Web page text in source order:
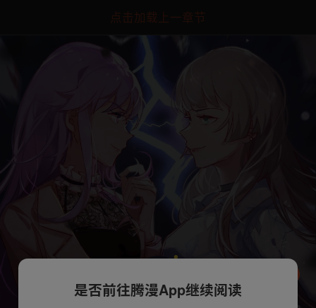
点击加载上一章节
是否前往腾漫App继续阅读